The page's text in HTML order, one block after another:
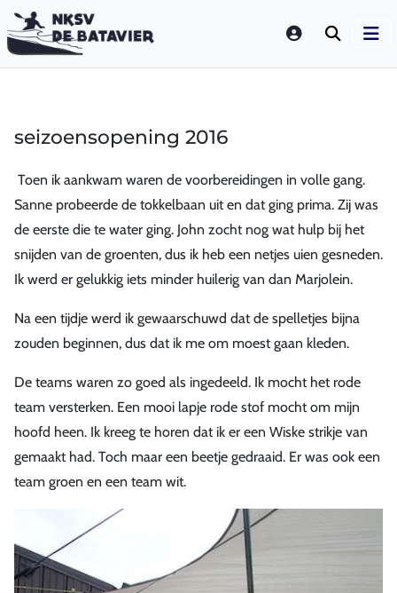
LOGIN
seizoensopening 2016
Toen ik aankwam waren de voorbereidingen in volle gang.
Sanne probeerde de tokkelbaan uit en dat ging prima. Zij was
de eerste die te water ging. John zocht nog wat hulp bij het
snijden van de groenten, dus ik heb een netjes uien gesneden.
Ik werd er gelukkig iets minder huilerig van dan Marjolein.
Na een tijdje werd ik gewaarschuwd dat de spelletjes bijna
zouden beginnen, dus dat ik me om moest gaan kleden.
De teams waren zo goed als ingedeeld. Ik mocht het rode
team versterken. Een mooi lapje rode stof mocht om mijn
hoofd heen. Ik kreeg te horen dat ik er een Wiske strikje van
gemaakt had. Toch maar een beetje gedraaid. Er was ook een
team groen en een team wit.